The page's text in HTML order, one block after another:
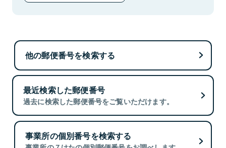
他の郵便番号を検索する
最近検索した郵便番号
過去に検索した郵便番号をご覧いただけます。
事業所の個別番号を検索する